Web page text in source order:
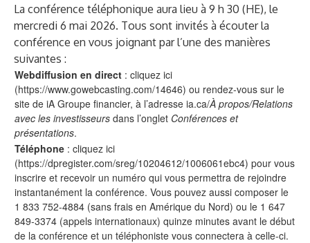
La conférence téléphonique aura lieu à 9 h 30 (HE), le
mercredi 6 mai 2026. Tous sont invités à écouter la
conférence en vous joignant par l’une des manières
suivantes :
Webdiffusion en direct : cliquez ici
(https://www.gowebcasting.com/14646) ou rendez-vous sur le
site de iA Groupe financier, à l’adresse ia.ca/À propos/Relations
avec les investisseurs dans l’onglet Conférences et
présentations.
Téléphone : cliquez ici
(https://dpregister.com/sreg/10204612/1006061ebc4) pour vous
inscrire et recevoir un numéro qui vous permettra de rejoindre
instantanément la conférence. Vous pouvez aussi composer le
1 833 752-4884 (sans frais en Amérique du Nord) ou le 1 647
849-3374 (appels internationaux) quinze minutes avant le début
de la conférence et un téléphoniste vous connectera à celle-ci.